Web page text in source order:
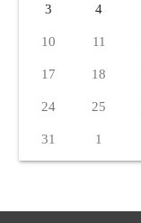
3 4
10 11
17 18
24 25
31 1